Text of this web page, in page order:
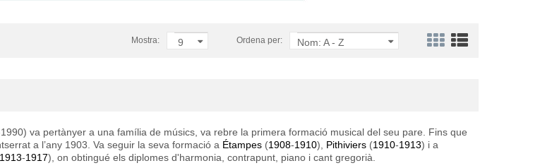
Ordena per: Nom: A - Z
Mostra: 9
va pertànyer a una família de músics, va rebre la primera formació musical del seu pare. Fins que
a l’any 1903. Va seguir la seva formació a Étampes (1908-1910), Pithiviers (1910-1913) i a
1913-1917), on obtingué els diplomes d'harmonia, contrapunt, piano i cant gregorià.